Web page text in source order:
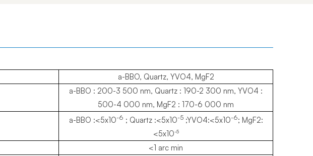
a-BBO, Quartz, YVO4, MgF2
a-BBO : 200-3 500 nm, Quartz : 190-2 300 nm, YVO4 :
500-4 000 nm, MgF2 : 170-6 000 nm
a-BBO :<5x10-6 ; Quartz :<5x10-5;YVO4:<5x10-6; MgF2:
<5x10-5
<1 arc min